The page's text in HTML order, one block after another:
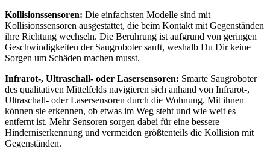
Kollisionssensoren: Die einfachsten Modelle sind mit
Kollisionssensoren ausgestattet, die beim Kontakt mit Gegenständen
ihre Richtung wechseln. Die Berührung ist aufgrund von geringen
Geschwindigkeiten der Saugroboter sanft, weshalb Du Dir keine
Sorgen um Schäden machen musst.
Infrarot-, Ultraschall- oder Lasersensoren: Smarte Saugroboter
des qualitativen Mittelfelds navigieren sich anhand von Infrarot-,
Ultraschall- oder Lasersensoren durch die Wohnung. Mit ihnen
können sie erkennen, ob etwas im Weg steht und wie weit es
entfernt ist. Mehr Sensoren sorgen dabei für eine bessere
Hinderniserkennung und vermeiden größtenteils die Kollision mit
Gegenständen.